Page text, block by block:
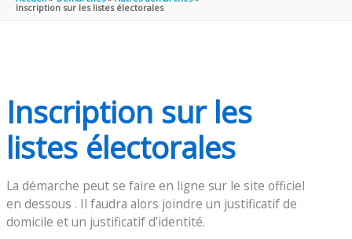
Inscription sur les listes électorales
Inscription sur les
listes électorales
La démarche peut se faire en ligne sur le site officiel
en dessous . Il faudra alors joindre un justificatif de
domicile et un justificatif d’identité.